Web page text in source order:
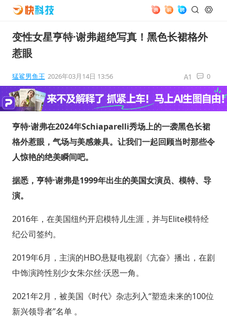
变性女星亨特·谢弗超绝写真！黑色长裙格外
惹眼
猛鲨男鱼王 2026年03月14日 13:56 0
亨特·谢弗在2024年Schiaparelli秀场上的一袭黑色长裙
格外惹眼，气场与美感兼具。让我们一起回顾当时那些令
人惊艳的绝美瞬间吧。
据悉，亨特·谢弗是1999年出生的美国女演员、模特、导
演。
2016年，在美国纽约开启模特儿生涯，并与Elite模特经
纪公司签约。
2019年6月，主演的HBO悬疑电视剧《亢奋》播出，在剧
中饰演跨性别少女朱尔丝·沃恩一角。
2021年2月，被美国《时代》杂志列入“塑造未来的100位
新兴领导者”名单 。